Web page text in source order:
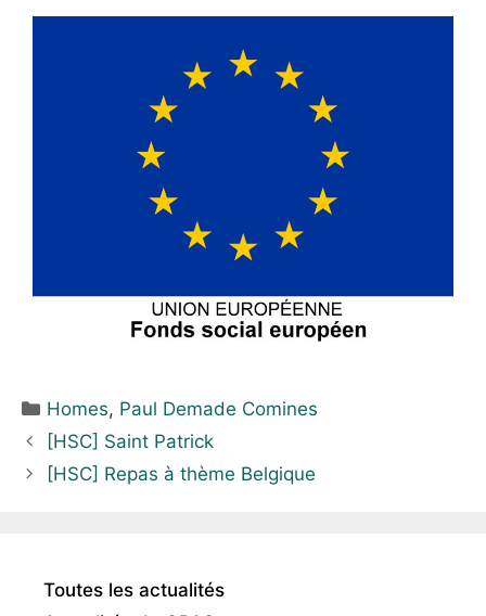
Homes, Paul Demade Comines
[HSC] Saint Patrick
[HSC] Repas à thème Belgique
Toutes les actualités